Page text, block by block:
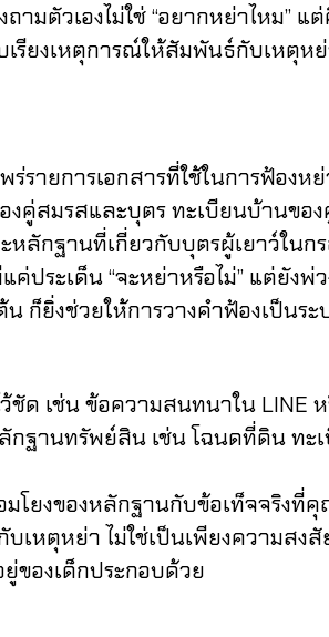
เองไม่ใช่ “อยากหย่าไหม” แต่คื
เรียงเหตุการณ์ให้สัมพันธ์กับเหตุห
ยการเอกสารที่ใช้ในการฟ้องห
คู่สมรสและบุตร ทะเบียนบ้านข
ลักฐานที่เกี่ยวกับบุตรผู้เยาว์ในก
เด็น “จะหย่าหรือไม่” แต่ยังพ่ว
ก็ยิ่งช่วยให้การวางคำฟ้องเป็น
ช่น ข้อความสนทนาใน LINE ห
ฐานทรัพย์สิน เช่น โฉนดที่ดิน ทะ
ของหลักฐานกับข้อเท็จจริงที่คุ
ตุหย่า ไม่ใช่เป็นเพียงความสงสั
ของเด็กประกอบด้วย